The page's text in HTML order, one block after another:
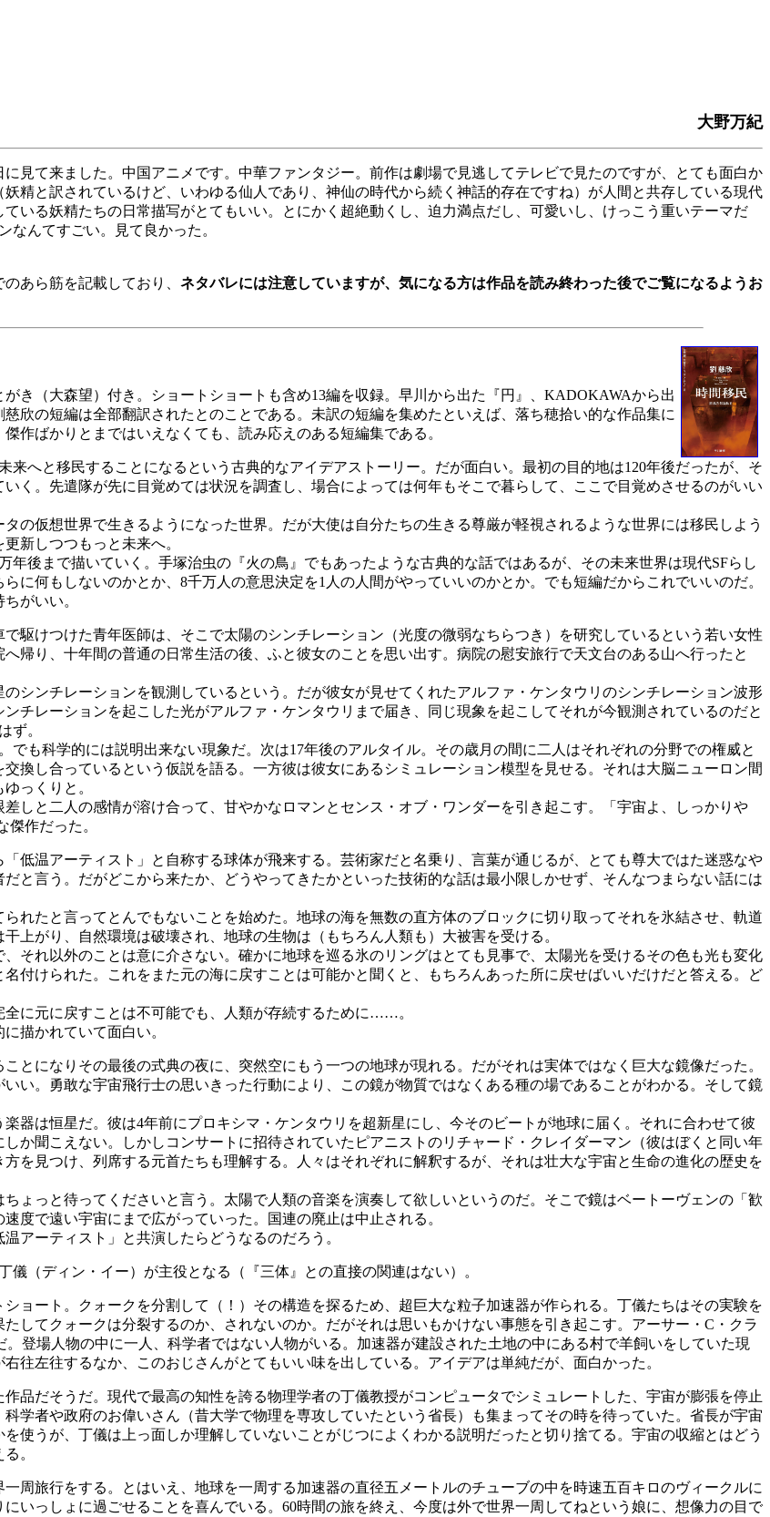
大野万紀
に見て来ました。中国アニメです。中華ファンタジー。前作は劇場で見逃してテレビで見たのですが、とても面白か
精と訳されているけど、いわゆる仙人であり、神仙の時代から続く神話的存在ですね）が人間と共存している現代
いる妖精たちの日常描写がとてもいい。とにかく超絶動くし、迫力満点だし、可愛いし、けっこう重いテーマだ
なんてすごい。見て良かった。
あら筋を記載しており、 ネタバレには注意していますが、気になる方は作品を読み終わった後でご覧になるようお
き（大森望）付き。ショートショートも含め13編を収録。早川から出た『円』、KADOKAWAから出
欣の短編は全部翻訳されたとのことである。未訳の短編を集めたといえば、落ち穂拾い的な作品集に
作ばかりとまではいえなくても、読み応えのある短編集である。
来へと移民することになるという古典的なアイデアストーリー。だが面白い。最初の目的地は120年後だったが、そ
く。先遣隊が先に目覚めては状況を調査し、場合によっては何年もそこで暮らして、ここで目覚めさせるのがいい
の仮想世界で生きるようになった世界。だが大使は自分たちの生きる尊厳が軽視されるような世界には移民しよう
新しつつもっと未来へ。
後まで描いていく。手塚治虫の『火の鳥』でもあったような古典的な話ではあるが、その未来世界は現代SFらし
に何もしないのかとか、8千万人の意思決定を1人の人間がやっていいのかとか。でも短編だからこれでいいのだ。
がいい。
駆けつけた青年医師は、そこで太陽のシンチレーション（光度の微弱なちらつき）を研究しているという若い女性
帰り、十年間の普通の日常生活の後、ふと彼女のことを思い出す。病院の慰安旅行で天文台のある山へ行ったと
シンチレーションを観測しているという。だが彼女が見せてくれたアルファ・ケンタウリのシンチレーション波形
チレーションを起こした光がアルファ・ケンタウリまで届き、同じ現象を起こしてそれが今観測されているのだと
ず。
も科学的には説明出来ない現象だ。次は17年後のアルタイル。その歳月の間に二人はそれぞれの分野での権威と
換し合っているという仮説を語る。一方彼は彼女にあるシミュレーション模型を見せる。それは大脳ニューロン間
っくりと。
しと二人の感情が溶け合って、甘やかなロマンとセンス・オブ・ワンダーを引き起こす。「宇宙よ、しっかりや
作だった。
低温アーティスト」と自称する球体が飛来する。芸術家だと名乗り、言葉が通じるが、とても尊大ではた迷惑なや
と言う。だがどこから来たか、どうやってきたかといった技術的な話は最小限しかせず、そんなつまらない話には
れたと言ってとんでもないことを始めた。地球の海を無数の直方体のブロックに切り取ってそれを氷結させ、軌道
上がり、自然環境は破壊され、地球の生物は（もちろん人類も）大被害を受ける。
それ以外のことは意に介さない。確かに地球を巡る氷のリングはとても見事で、太陽光を受けるその色も光も変化
付けられた。これをまた元の海に戻すことは可能かと聞くと、もちろんあった所に戻せばいいだけだと答える。ど
に元に戻すことは不可能でも、人類が存続するために……。
描かれていて面白い。
とになりその最後の式典の夜に、突然空にもう一つの地球が現れる。だがそれは実体ではなく巨大な鏡像だった。
い。勇敢な宇宙飛行士の思いきった行動により、この鏡が物質ではなくある種の場であることがわかる。そして鏡
器は恒星だ。彼は4年前にプロキシマ・ケンタウリを超新星にし、今そのビートが地球に届く。それに合わせて彼
か聞こえない。しかしコンサートに招待されていたピアニストのリチャード・クレイダーマン（彼はぼくと同い年
を見つけ、列席する元首たちも理解する。人々はそれぞれに解釈するが、それは壮大な宇宙と生命の進化の歴史を
ょっと待ってくださいと言う。太陽で人類の音楽を演奏して欲しいというのだ。そこで鏡はベートーヴェンの「歓
度で遠い宇宙にまで広がっていった。国連の廃止は中止される。
アーティスト」と共演したらどうなるのだろう。
（ディン・イー）が主役となる（『三体』との直接の関連はない）。
ョート。クォークを分割して（！）その構造を探るため、超巨大な粒子加速器が作られる。丁儀たちはその実験を
してクォークは分裂するのか、されないのか。だがそれは思いもかけない事態を引き起こす。アーサー・C・クラ
登場人物の中に一人、科学者ではない人物がいる。加速器が建設された土地の中にある村で羊飼いをしていた現
往左往するなか、このおじさんがとてもいい味を出している。アイデアは単純だが、面白かった。
品だそうだ。現代で最高の知性を誇る物理学者の丁儀教授がコンピュータでシミュレートした、宇宙が膨張を停止
学者や政府のお偉いさん（昔大学で物理を専攻していたという省長）も集まってその時を待っていた。省長が宇宙
使うが、丁儀は上っ面しか理解していないことがじつによくわかる説明だったと切り捨てる。宇宙の収縮とはどう
。
周旅行をする。とはいえ、地球を一周する加速器の直径五メートルのチューブの中を時速五百キロのヴィークルに
いっしょに過ごせることを喜んでいる。60時間の旅を終え、今度は外で世界一周してねという娘に、想像力の目で